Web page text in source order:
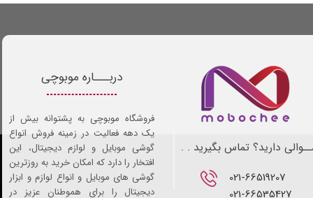
021-66519207​​​​​​​
دارید؟ تماس بگیرید . .
دربـــاره موبوچی
فروشگاه موبوچی به پشتوانه بیش از
یک دهه فعالیت در زمینه فروش انواع
گوشی موبایل و لوازم دیجیتال، این
افتخار را دارد که امکان خرید به روزترین
گوشی های موبایل و انواع لوازم و ابزار
دیجیتال را برای هموطنان عزیز در